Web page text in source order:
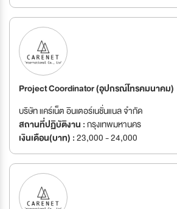
Project Coordinator (อุปกรณ์โทรคมนาคม)
บริษัท แคร์เน็ต อินเตอร์เนชั่นแนล จำกัด
สถานที่ปฏิบัติงาน :กรุงเทพมหานคร
เงินเดือน(บาท) :23,000 - 24,000